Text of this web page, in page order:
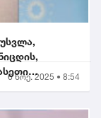
6 ნოე. 2025 • 8:54